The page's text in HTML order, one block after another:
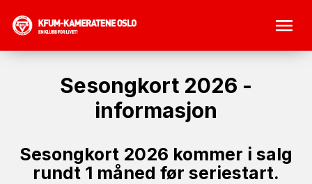
Sesongkort 2026 -
informasjon
Sesongkort 2026 kommer i salg
rundt 1 måned før seriestart.